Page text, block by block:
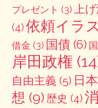
プレゼント (3) 上
(4)依頼イラ
借金 (3) 国債 (6)
岸田政権
自由主義 (5) 日
想 (9) 歴史 (4)